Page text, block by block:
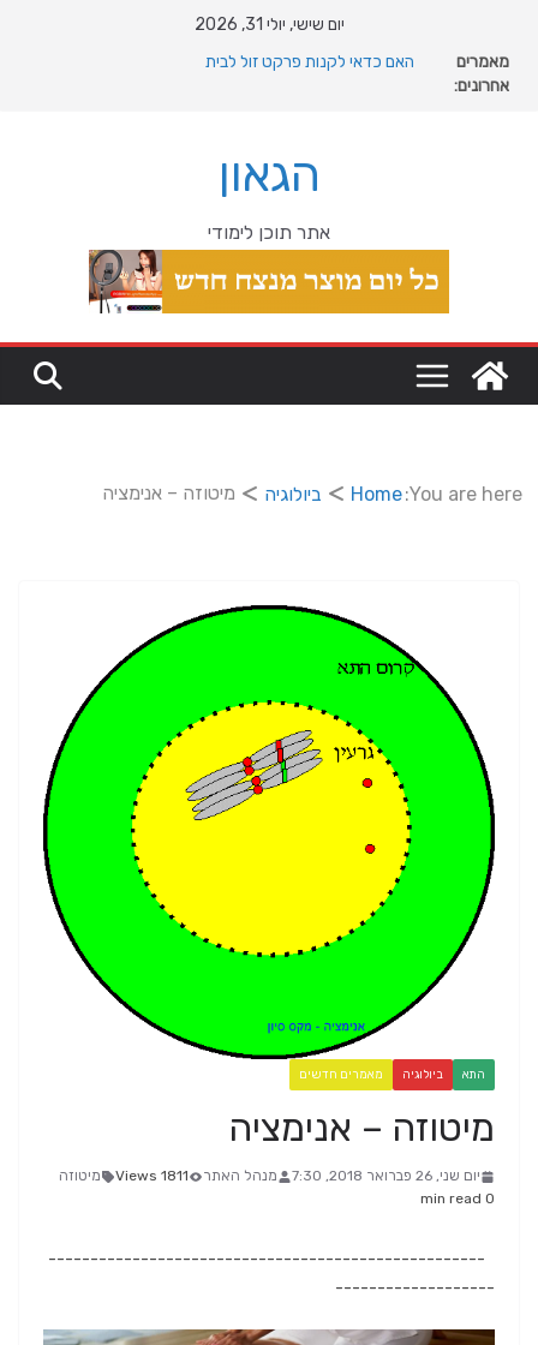
content
יום שישי, יולי 31, 2026
מאמרים
אחרונים:
האם כדאי לקנות פרקט זול לבית
מה רוצה דונאלד טראמפ מגרינלנד: מהיסטוריה ויקינגית
הגאון
אתר תוכן לימודי
You are here:
Home ביולוגיה מיטוזה – אנימציה
התא ביולוגיה מאמרים חדשים
מיטוזה – אנימציה
יום שני, 26 פברואר 2018, 7:30 מנהל האתר 1811 Views
מיטוזה
0 min read
----------------------------------------------------
-------------------